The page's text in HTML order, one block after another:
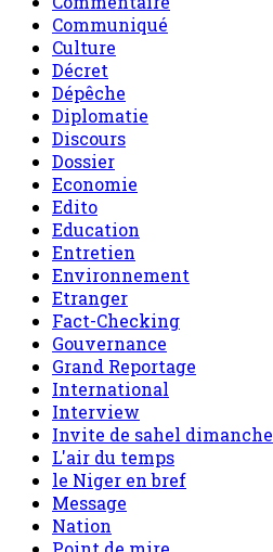
Communiqué
Culture
Décret
Dépêche
Diplomatie
Discours
Dossier
Economie
Edito
Education
Entretien
Environnement
Etranger
Fact-Checking
Gouvernance
Grand Reportage
International
Interview
Invite de sahel dimanche
L'air du temps
le Niger en bref
Message
Nation